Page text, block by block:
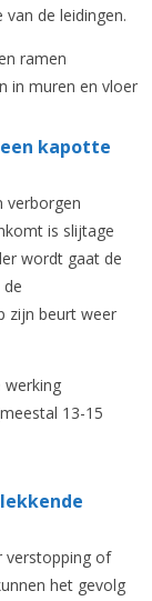
de leidingen.
ramen
in muren en vloer
kapotte
verborgen
is slijtage
wordt gaat de
zijn beurt weer
werking
13-15
verstopping of
het gevolg